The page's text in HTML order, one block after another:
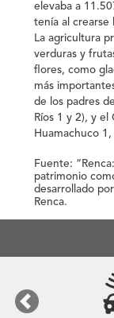
elevaba a
tenía al crearse
La agricultura
verduras y
flores, como
más
de los padres
Ríos 1 y 2), y
Huamachuco 1,
Fuente:
patrimonio
desarrollado
Renca.
Previous